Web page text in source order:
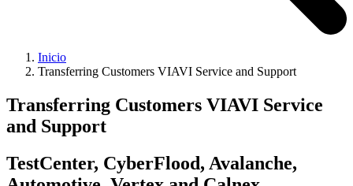
Inicio
Transferring Customers VIAVI Service and Support
Transferring Customers VIAVI Service
and Support
TestCenter, CyberFlood, Avalanche,